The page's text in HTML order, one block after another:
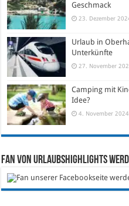
Geschmack
23. Dezember
Urlaub in
Unterkünfte
27. November
Camping mit
Idee?
4. November 2024
Fan von Urlaubshighlights